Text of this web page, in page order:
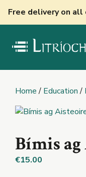
Free delivery on all
Home/ Education/
Bímis
€15.00